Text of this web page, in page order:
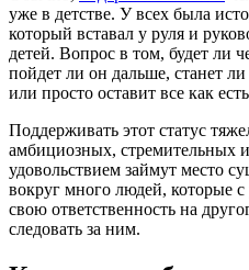
уже в детстве. У всех была
который вставал у руля и
детей. Вопрос в том, будет ли
пойдет ли он дальше, станет
или просто оставит все как
Поддерживать этот статус
амбициозных, стремительных
удовольствием займут место
вокруг много людей, которые
свою ответственность на
следовать за ним.